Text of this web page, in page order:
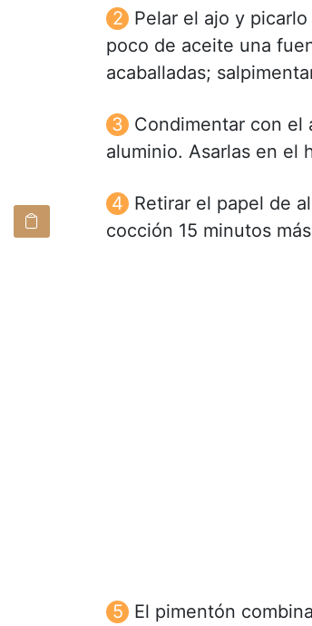
Pelar el ajo y
poco de aceite una
acaballadas;
Condimentar con
aluminio. Asarlas en el
Retirar el papel de
cocción 15 minutos
El pimentón